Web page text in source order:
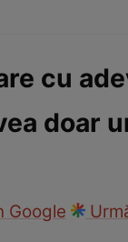
cu
doar
Google